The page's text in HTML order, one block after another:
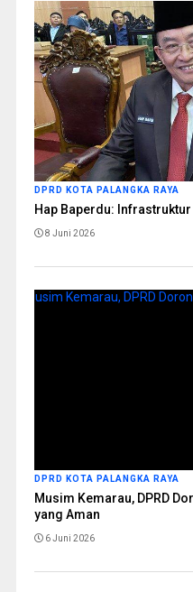
DPRD KOTA PALANGKA RAYA
Hap Baperdu:
8 Juni 2026
DPRD KOTA PALANGKA RAYA
Musim Kemarau, DPRD
yang Aman
6 Juni 2026